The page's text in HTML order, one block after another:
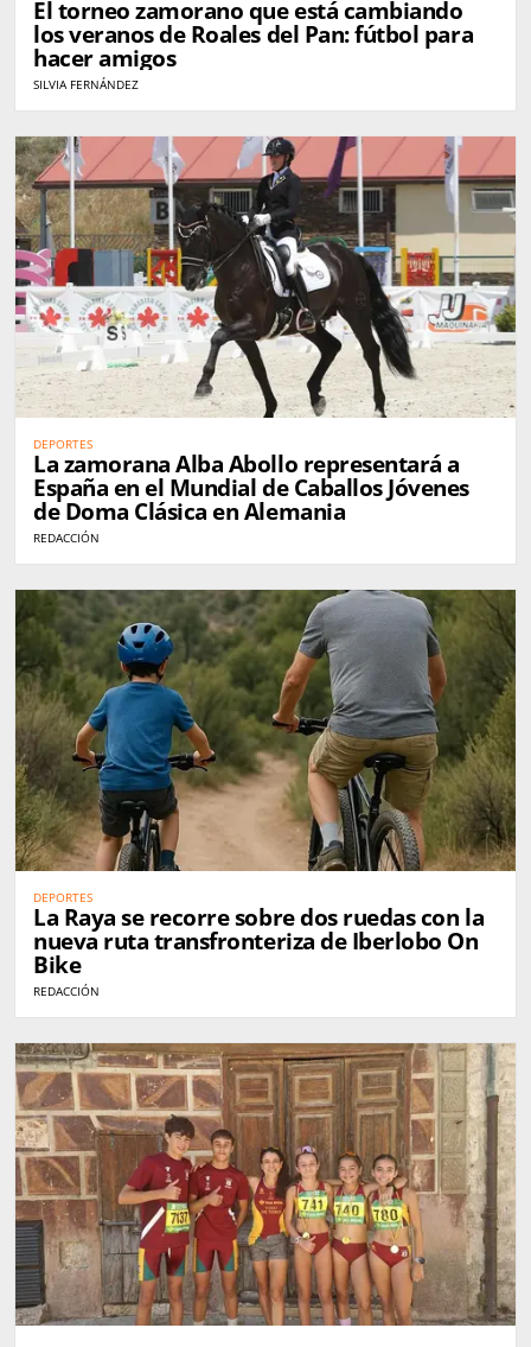
El torneo zamorano que está cambiando
los veranos de Roales del Pan: fútbol para
hacer amigos
SILVIA FERNÁNDEZ
DEPORTES
La zamorana Alba Abollo representará a
España en el Mundial de Caballos Jóvenes
de Doma Clásica en Alemania
REDACCIÓN
DEPORTES
La Raya se recorre sobre dos ruedas con la
nueva ruta transfronteriza de Iberlobo On
Bike
REDACCIÓN